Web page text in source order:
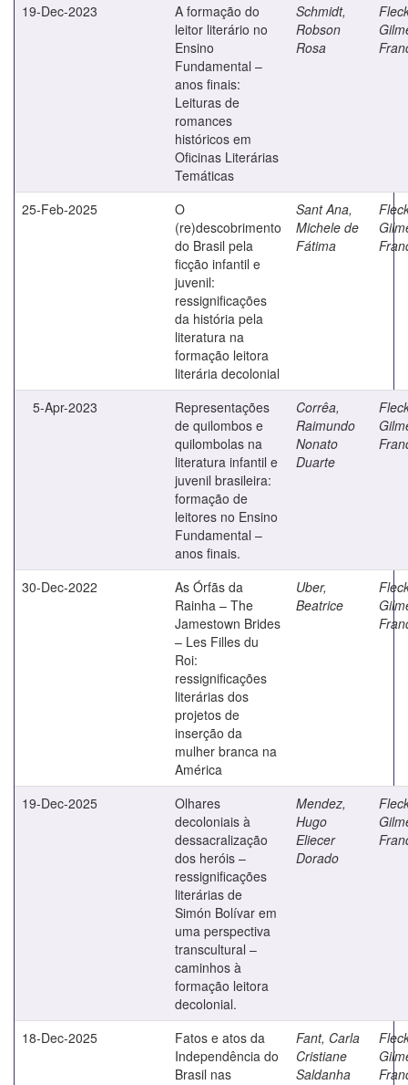
19-Dec-2023
A formação do
leitor literário no
Ensino
Fundamental –
anos finais:
Leituras de
romances
históricos em
Oficinas Literárias
Temáticas
Schmidt,
Robson
Rosa
25-Feb-2025
O
(re)descobrimento
do Brasil pela
ficção infantil e
juvenil:
ressignificações
da história pela
literatura na
formação leitora
literária decolonial
Sant Ana,
Michele de
Fátima
5-Apr-2023
Representações
de quilombos e
quilombolas na
literatura infantil e
juvenil brasileira:
formação de
leitores no Ensino
Fundamental –
anos finais.
Corrêa,
Raimundo
Nonato
Duarte
30-Dec-2022
As Órfãs da
Rainha – The
Jamestown Brides
– Les Filles du
Roi:
ressignificações
literárias dos
projetos de
inserção da
mulher branca na
América
Uber,
Beatrice
19-Dec-2025
Olhares
decoloniais à
dessacralização
dos heróis –
ressignificações
literárias de
Simón Bolívar em
uma perspectiva
transcultural –
caminhos à
formação leitora
decolonial.
Mendez,
Hugo
Eliecer
Dorado
18-Dec-2025
Fatos e atos da
Independência do
Brasil nas
Fant, Carla
Cristiane
Saldanha